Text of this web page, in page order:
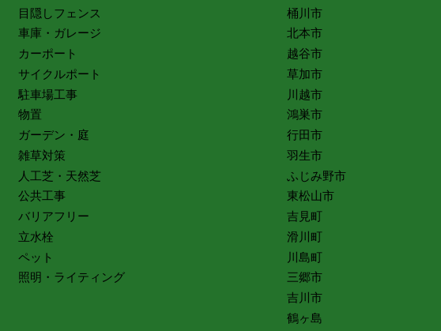
目隠しフェンス
車庫・ガレージ
カーポート
サイクルポート
駐車場工事
物置
ガーデン・庭
雑草対策
人工芝・天然芝
公共工事
バリアフリー
立水栓
ペット
照明・ライティング
桶川市
北本市
越谷市
草加市
川越市
鴻巣市
行田市
羽生市
ふじみ野市
東松山市
吉見町
滑川町
川島町
三郷市
吉川市
鶴ヶ島